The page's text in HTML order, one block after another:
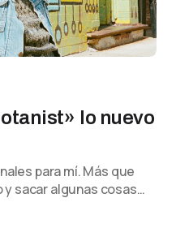
lo nuevo
para mí. Más que
y sacar algunas cosas…